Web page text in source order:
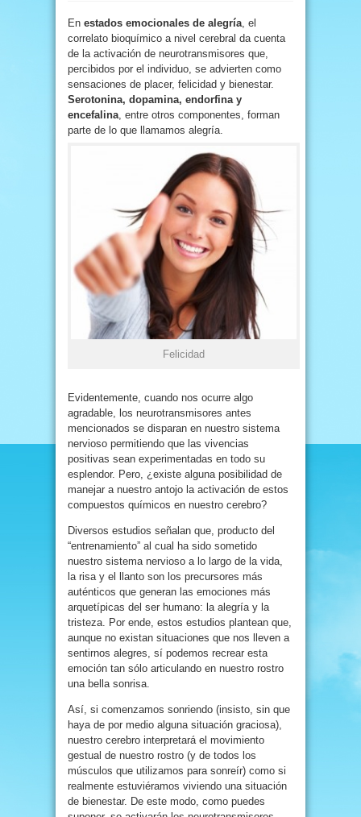
En estados emocionales de alegría , el
correlato bioquímico a nivel cerebral da cuenta
de la activación de neurotransmisores que,
percibidos por el individuo, se advierten como
sensaciones de placer, felicidad y bienestar.
Serotonina, dopamina, endorfina y
encefalina , entre otros componentes, forman
parte de lo que llamamos alegría.
Felicidad
Evidentemente, cuando nos ocurre algo
agradable, los neurotransmisores antes
mencionados se disparan en nuestro sistema
nervioso permitiendo que las vivencias
positivas sean experimentadas en todo su
esplendor. Pero, ¿existe alguna posibilidad de
manejar a nuestro antojo la activación de estos
compuestos químicos en nuestro cerebro?
Diversos estudios señalan que, producto del
“entrenamiento” al cual ha sido sometido
nuestro sistema nervioso a lo largo de la vida,
la risa y el llanto son los precursores más
auténticos que generan las emociones más
arquetípicas del ser humano: la alegría y la
tristeza. Por ende, estos estudios plantean que,
aunque no existan situaciones que nos lleven a
sentirnos alegres, sí podemos recrear esta
emoción tan sólo articulando en nuestro rostro
una bella sonrisa.
Así, si comenzamos sonriendo (insisto, sin que
haya de por medio alguna situación graciosa),
nuestro cerebro interpretará el movimiento
gestual de nuestro rostro (y de todos los
músculos que utilizamos para sonreír) como si
realmente estuviéramos viviendo una situación
de bienestar. De este modo, como puedes